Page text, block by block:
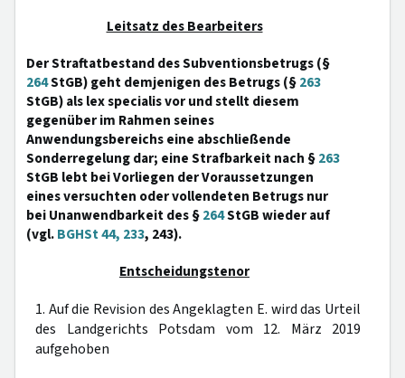
Leitsatz des Bearbeiters
Der Straftatbestand des Subventionsbetrugs (§
264StGB) geht demjenigen des Betrugs (§263
StGB) als lex specialis vor und stellt diesem
gegenüber im Rahmen seines
Anwendungsbereichs eine abschließende
Sonderregelung dar; eine Strafbarkeit nach §263
StGB lebt bei Vorliegen der Voraussetzungen
eines versuchten oder vollendeten Betrugs nur
bei Unanwendbarkeit des §264StGB wieder auf
(vgl.BGHSt 44, 233, 243).
Entscheidungstenor
1. Auf die Revision des Angeklagten E. wird das Urteil
des Landgerichts Potsdam vom 12. März 2019
aufgehoben